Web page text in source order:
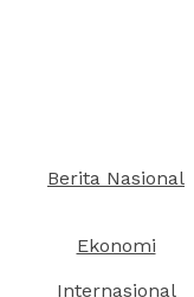
Berita Nasional
Ekonomi
Internasional